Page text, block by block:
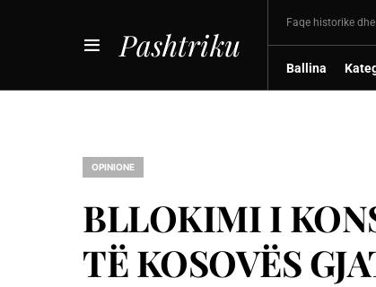
Pashtriku
Faqe historike
Ballina
OPINIONE
BLLOKIMI I
TЁ KOSOVЁS